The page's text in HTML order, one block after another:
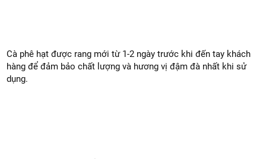
Cà phê hạt được rang mới từ 1-2 ngày trước khi đến tay khách
hàng để đảm bảo chất lượng và hương vị đậm đà nhất khi sử
dụng.